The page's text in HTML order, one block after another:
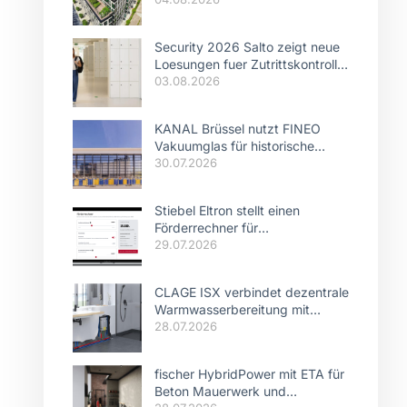
Security 2026 Salto zeigt neue
Loesungen fuer Zutrittskontrolle
PIAM und cloudbasierte
03.08.2026
KANAL Brüssel nutzt FINEO
Vakuumglas für historische
Stahlfassaden
30.07.2026
Stiebel Eltron stellt einen
Förderrechner für
Wärmepumpen bereit
29.07.2026
CLAGE ISX verbindet dezentrale
Warmwasserbereitung mit
Modbus Anbindung und
28.07.2026
fischer HybridPower mit ETA für
Beton Mauerwerk und